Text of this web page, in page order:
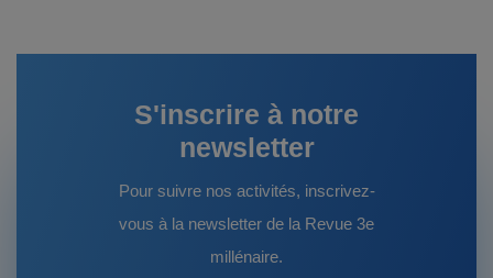
S'inscrire à notre
newsletter
Pour suivre nos activités, inscrivez-
vous à la newsletter de la Revue 3e
millénaire.